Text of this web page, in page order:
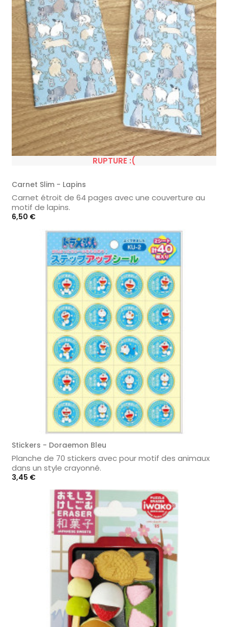
RUPTURE :(
Carnet Slim - Lapins
Carnet étroit de 64 pages avec une couverture au
motif de lapins.
Prix
6,50 €
Stickers - Doraemon Bleu
Planche de 70 stickers avec pour motif des animaux
dans un style crayonné.
Prix
3,45 €